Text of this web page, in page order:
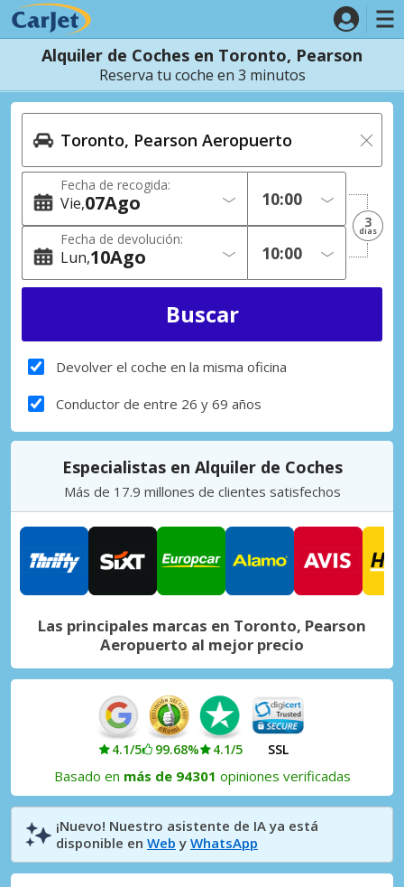
Alquiler de Coches en Toronto, Pearson
Reserva tu coche en 3 minutos
Fecha de recogida:
Vie 07Ago
Fecha de devolución:
Lun 10Ago
3
dias
Devolver el coche en la misma oficina
Conductor de entre 26 y 69 años
Especialistas en Alquiler de Coches
Más de 17.9 millones de clientes satisfechos
Las principales marcas en Toronto, Pearson
Aeropuerto al mejor precio
4.1/5 99.68% 4.1/5 SSL
Basado en más de 94301 opiniones verificadas
¡Nuevo! Nuestro asistente de IA ya está
disponible en Web y WhatsApp